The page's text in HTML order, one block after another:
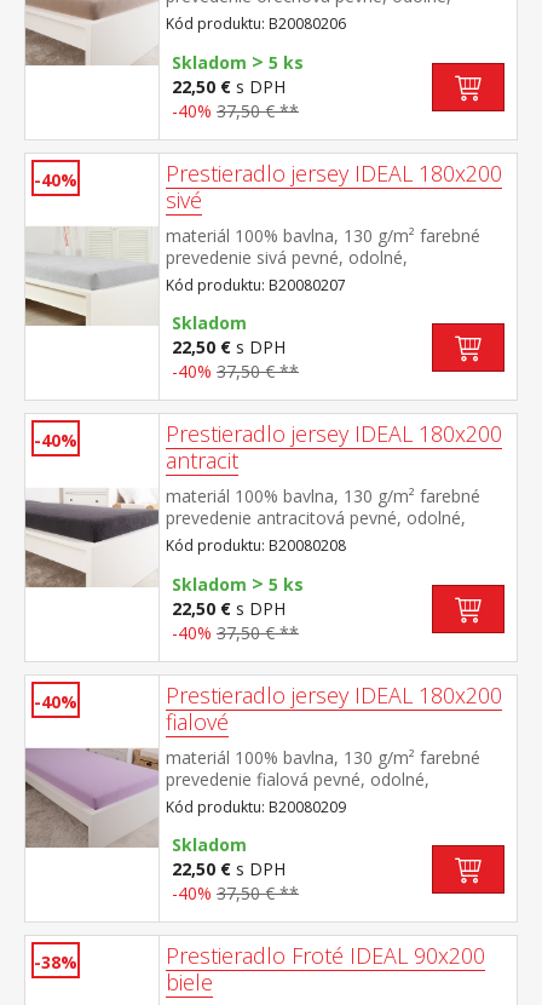
stálofarebné, obšité gumou pre matrace do
výšky 25 cm prateľné do 60 °C
Kód produktu: B20080206
Skladom > 5 ks
22,50 € s DPH
-40% 37,50 € **
-40%
Prestieradlo jersey IDEAL 180x200
sivé
materiál 100% bavlna, 130 g/m² farebné
prevedenie sivá pevné, odolné,
stálofarebné, obšité gumou pre matrace do
výšky 25 cm prateľné do 60 °C
Kód produktu: B20080207
Skladom
22,50 € s DPH
-40% 37,50 € **
-40%
Prestieradlo jersey IDEAL 180x200
antracit
materiál 100% bavlna, 130 g/m² farebné
prevedenie antracitová pevné, odolné,
stálofarebné, obšité gumou pre matrace do
výšky 25 cm prateľné do 60 °C
Kód produktu: B20080208
Skladom > 5 ks
22,50 € s DPH
-40% 37,50 € **
-40%
Prestieradlo jersey IDEAL 180x200
fialové
materiál 100% bavlna, 130 g/m² farebné
prevedenie fialová pevné, odolné,
stálofarebné, obšité gumou pre matrace do
výšky 25 cm prateľné do 60 °C
Kód produktu: B20080209
Skladom
22,50 € s DPH
-40% 37,50 € **
-38%
Prestieradlo Froté IDEAL 90x200
biele